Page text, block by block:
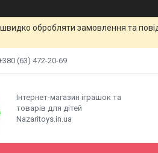
обробляти замовлення та
(63) 472-20-69
Інтернет-магазин іграшок та
товарів для дітей
Nazaritoys.in.ua